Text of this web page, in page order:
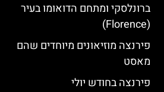
ברונלסקי ומתחם הדואומו בעיר
(Florence)
פירנצה מוזיאונים מיוחדים שהם
מאסט
פירנצה בחודש יולי